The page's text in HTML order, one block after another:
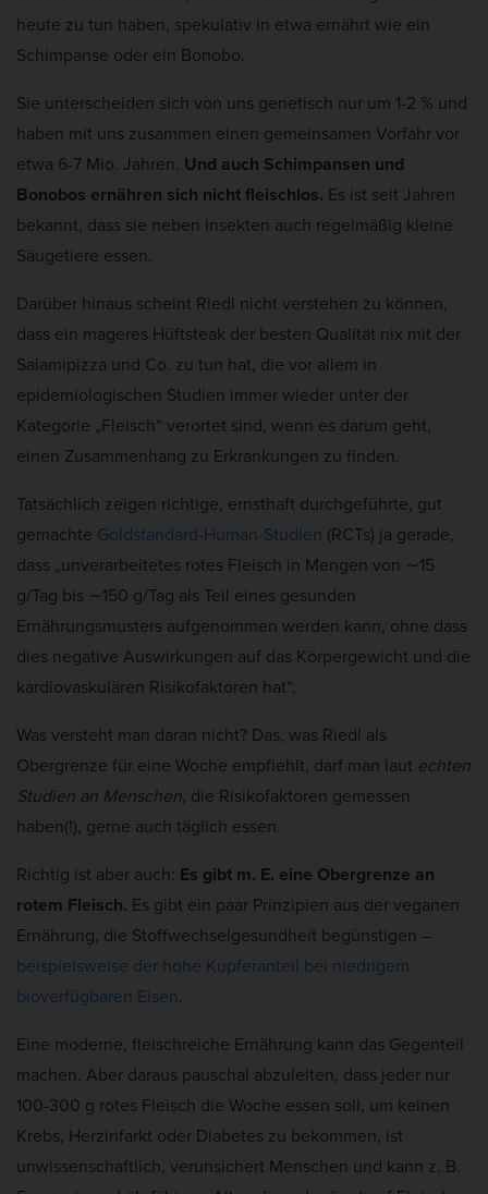
heute zu tun haben, spekulativ in etwa ernährt wie ein
Schimpanse oder ein Bonobo.
Sie unterscheiden sich von uns genetisch nur um 1-2 % und
haben mit uns zusammen einen gemeinsamen Vorfahr vor
etwa 6-7 Mio. Jahren. Und auch Schimpansen und
Bonobos ernähren sich nicht fleischlos. Es ist seit Jahren
bekannt, dass sie neben Insekten auch regelmäßig kleine
Säugetiere essen.
Darüber hinaus scheint Riedl nicht verstehen zu können,
dass ein mageres Hüftsteak der besten Qualität nix mit der
Salamipizza und Co. zu tun hat, die vor allem in
epidemiologischen Studien immer wieder unter der
Kategorie „Fleisch“ verortet sind, wenn es darum geht,
einen Zusammenhang zu Erkrankungen zu finden.
Tatsächlich zeigen richtige, ernsthaft durchgeführte, gut
gemachte Goldstandard-Human-Studien (RCTs) ja gerade,
dass „unverarbeitetes rotes Fleisch in Mengen von ∼15
g/Tag bis ∼150 g/Tag als Teil eines gesunden
Ernährungsmusters aufgenommen werden kann, ohne dass
dies negative Auswirkungen auf das Körpergewicht und die
kardiovaskulären Risikofaktoren hat“.
Was versteht man daran nicht? Das, was Riedl als
Obergrenze für eine Woche empfiehlt, darf man laut echten
Studien an Menschen, die Risikofaktoren gemessen
haben(!), gerne auch täglich essen.
Richtig ist aber auch: Es gibt m. E. eine Obergrenze an
rotem Fleisch. Es gibt ein paar Prinzipien aus der veganen
Ernährung, die Stoffwechselgesundheit begünstigen –
beispielsweise der hohe Kupferanteil bei niedrigem
bioverfügbaren Eisen.
Eine moderne, fleischreiche Ernährung kann das Gegenteil
machen. Aber daraus pauschal abzuleiten, dass jeder nur
100-300 g rotes Fleisch die Woche essen soll, um keinen
Krebs, Herzinfarkt oder Diabetes zu bekommen, ist
unwissenschaftlich, verunsichert Menschen und kann z. B.